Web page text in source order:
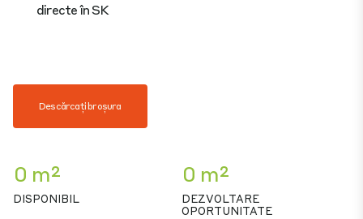
directe în SK
Descărcați broșura
0 m²
DISPONIBIL
0 m²
DEZVOLTARE
OPORTUNITATE